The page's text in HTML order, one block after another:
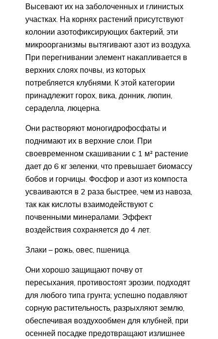
Высевают их на заболоченных и глинистых
участках. На корнях растений присутствуют
колонии азотофиксирующих бактерий, эти
микроорганизмы вытягивают азот из воздуха.
При перегнивании элемент накапливается в
верхних слоях почвы, из которых
потребляется клубнями. К этой категории
принадлежит горох, вика, донник, люпин,
сераделла, люцерна.
Они растворяют моногидрофосфаты и
поднимают их в верхние слои. При
своевременном скашивании с 1 м² растение
дает до 6 кг зеленки, что превышает биомассу
бобов и горчицы. Фосфор и азот из компоста
усваиваются в 2 раза быстрее, чем из навоза,
так как кислоты взаимодействуют с
почвенными минералами. Эффект
воздействия сохраняется до 4 лет.
Злаки – рожь, овес, пшеница.
Они хорошо защищают почву от
пересыхания, противостоят эрозии, подходят
для любого типа грунта; успешно подавляют
сорную растительность, разрыхляют землю,
обеспечивая воздухообмен для клубней, при
осенней посадке предотвращают излишнее